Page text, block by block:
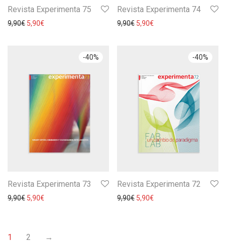
Revista Experimenta 75
9,90€ 5,90€
Revista Experimenta 74
9,90€ 5,90€
-40%
Revista Experimenta 73
9,90€ 5,90€
-40%
Revista Experimenta 72
9,90€ 5,90€
1 2 →